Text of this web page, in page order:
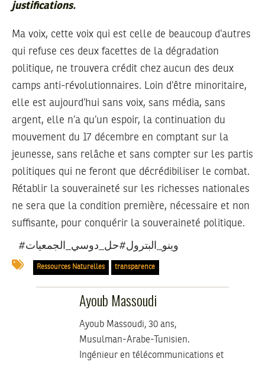
justifications.
Ma voix, cette voix qui est celle de beaucoup d’autres
qui refuse ces deux facettes de la dégradation
politique, ne trouvera crédit chez aucun des deux
camps anti-révolutionnaires. Loin d’être minoritaire,
elle est aujourd’hui sans voix, sans média, sans
argent, elle n’a qu’un espoir, la continuation du
mouvement du 17 décembre en comptant sur la
jeunesse, sans relâche et sans compter sur les partis
politiques qui ne feront que décrédibiliser le combat.
Rétablir la souveraineté sur les richesses nationales
ne sera que la condition première, nécessaire et non
suffisante, pour conquérir la souveraineté politique.
#وينو_البترول #حل_دوسي_الجمعيات
Ressources Naturelles transparence
Ayoub Massoudi
Ayoub Massoudi, 30 ans,
Musulman-Arabe-Tunisien.
Ingénieur en télécommunications et